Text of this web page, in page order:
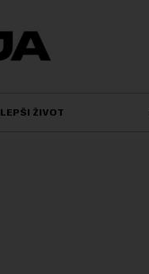
LEPŠI ŽIVOT